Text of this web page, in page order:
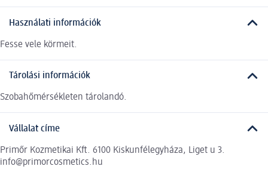
Használati információk
Fesse vele körmeit.
Tárolási információk
Szobahőmérsékleten tárolandó.
Vállalat címe
Primőr Kozmetikai Kft. 6100 Kiskunfélegyháza, Liget u 3.
info@primorcosmetics.hu